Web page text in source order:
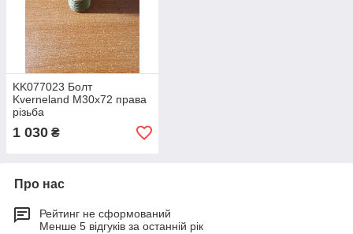
KK077023 Болт
Kverneland М30х72 права
різьба
1 030 ₴
Про нас
Рейтинг не сформований
Менше 5 відгуків за останній рік